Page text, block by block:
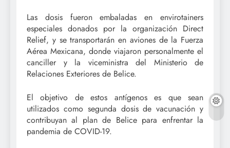
Las dosis fueron embaladas en envirotainers
especiales donados por la organización Direct
Relief, y se transportarán en aviones de la Fuerza
Aérea Mexicana, donde viajaron personalmente el
canciller y la viceministra del Ministerio de
Relaciones Exteriores de Belice.
El objetivo de estos antígenos es que sean
utilizados como segunda dosis de vacunación y
contribuyan al plan de Belice para enfrentar la
pandemia de COVID-19.